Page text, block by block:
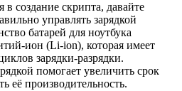
создание скрипта, давайте
управлять зарядкой
батарей для ноутбука
ион (Li-ion), которая имеет
зарядки-разрядки.
помогает увеличить срок
её производительность.